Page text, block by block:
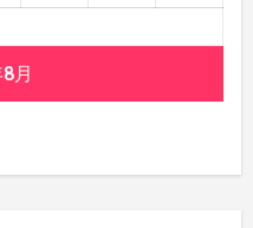
月